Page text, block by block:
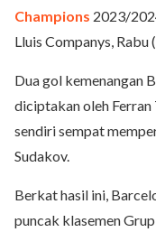
Champions 2023/
Lluis Companys,
Dua gol kemenangan
diciptakan oleh Ferran
sendiri sempat
Sudakov.
Berkat hasil ini,
puncak klasemen